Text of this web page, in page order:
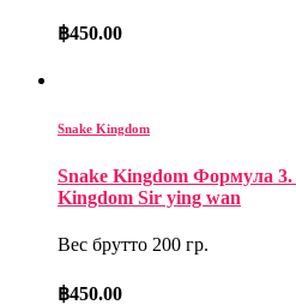
฿450.00
Snake Kingdom
Snake Kingdom Формула
Kingdom Sir ying wan
Вес брутто 200 гр.
฿450.00